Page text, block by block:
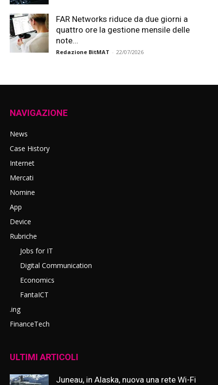
FAR Networks riduce da due giorni a
quattro ore la gestione mensile delle
note...
Redazione BitMAT - 22/07/2026
NAVIGAZIONE
News
Case History
Internet
Mercati
Nomine
App
Device
Rubriche
Jobs for IT
Digital Communication
Economics
FantaICT
.ing
FinanceTech
ULTIMI ARTICOLI
Juneau, in Alaska, nuova una rete Wi-Fi